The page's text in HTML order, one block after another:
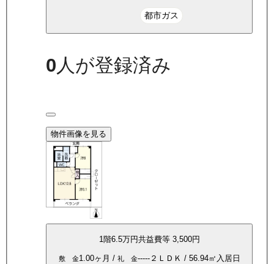
都市ガス
0人が登録済み
物件画像を見る
1階6.5万円共益費等 3,500円
敷 金1.00ヶ月 / 礼 金-----２ＬＤＫ / 56.94㎡ 入居日